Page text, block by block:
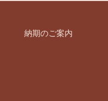
納期のご案内